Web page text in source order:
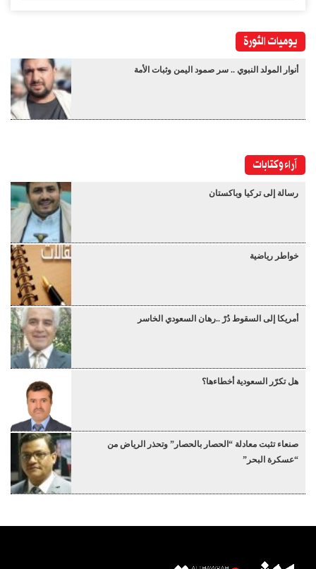
يوميات الثورة
أنوار المولد النبوي .. سر صمود اليمن وثبات الأمة
آراء وكتابات
رسالة إلى تركيا وباكستان
خواطر رياضية
أمريكا إلى السقوط دُرْ ..رهان السعودي الخاسر
هل تكرّر السعودية أخطاءها؟
صنعاء تثبت معادلة “الحصار بالحصار” وتحذر الرياض من
“عسكرة البحر”